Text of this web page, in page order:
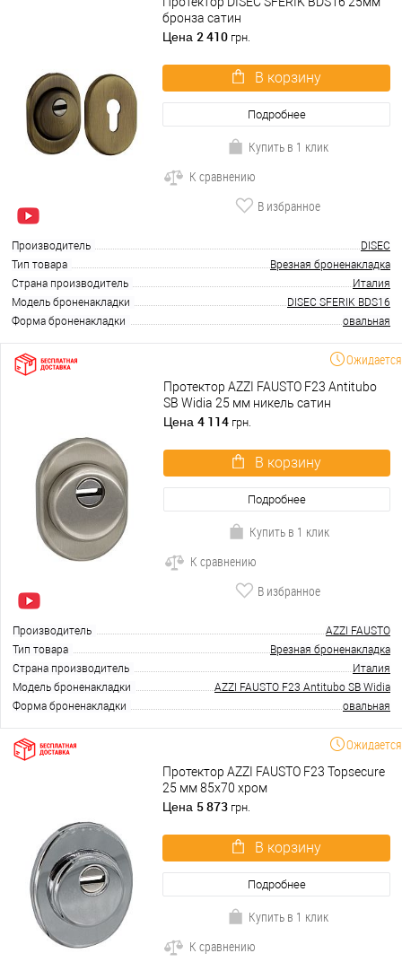
бронза сатин
Цена 2 410 грн.
В корзину
Подробнее
Купить в 1 клик
К сравнению
В избранное
Производитель
DISEC
Тип товара
Врезная броненакладка
Страна производитель
Италия
Модель броненакладки
DISEC SFERIK BDS16
Форма броненакладки
овальная
Ожидается
Протектор AZZI FAUSTO F23 Antitubo
SB Widia 25 мм никель сатин
Цена 4 114 грн.
В корзину
Подробнее
Купить в 1 клик
К сравнению
В избранное
Производитель
AZZI FAUSTO
Тип товара
Врезная броненакладка
Страна производитель
Италия
Модель броненакладки
AZZI FAUSTO F23 Antitubo SB Widia
Форма броненакладки
овальная
Ожидается
Протектор AZZI FAUSTO F23 Topsecure
25 мм 85х70 хром
Цена 5 873 грн.
В корзину
Подробнее
Купить в 1 клик
К сравнению